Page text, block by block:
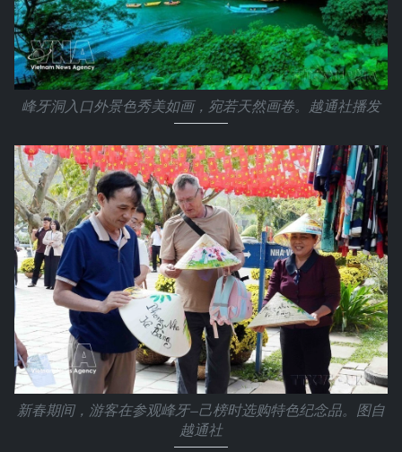
峰牙洞入口外景色秀美如画，宛若天然画卷。越通社播发
新春期间，游客在参观峰牙—己榜时选购特色纪念品。图自
越通社